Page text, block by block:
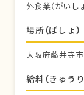
外食業（がいし
場所（ばしょ）
大阪府藤井寺市
給料（きゅう